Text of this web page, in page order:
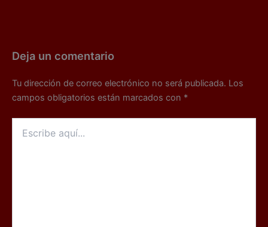
k
er
Deja un comentario
Tu dirección de correo electrónico no será publicada. Los
campos obligatorios están marcados con *
aquí...